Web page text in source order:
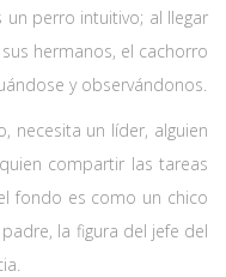
un perro intuitivo; al llegar
hermanos, el cachorro
y observándonos.
necesita un líder, alguien
compartir las tareas
fondo es como un chico
la figura del jefe del